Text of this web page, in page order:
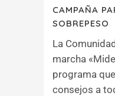
CAMPAÑA
SOBREPESO
La
marcha
programa
consejos a